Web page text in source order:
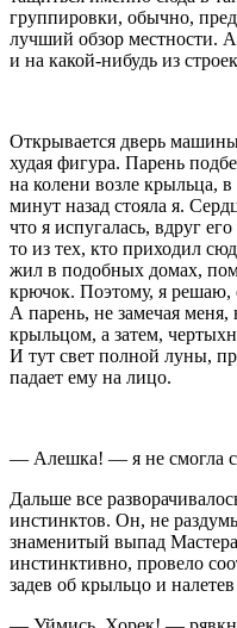
группировки, обычно,
лучший обзор местности.
и на какой-нибудь из
Открывается дверь
худая фигура. Парень
на колени возле крыльца,
минут назад стояла я.
что я испугалась, вдруг
то из тех, кто приходил
жил в подобных домах,
крючок. Поэтому, я решаю,
А парень, не замечая
крыльцом, а затем,
И тут свет полной луны,
падает ему на лицо.
— Алешка! — я не смогла
Дальше все
инстинктов. Он, не
знаменитый выпад
инстинктивно, провело
задев об крыльцо и